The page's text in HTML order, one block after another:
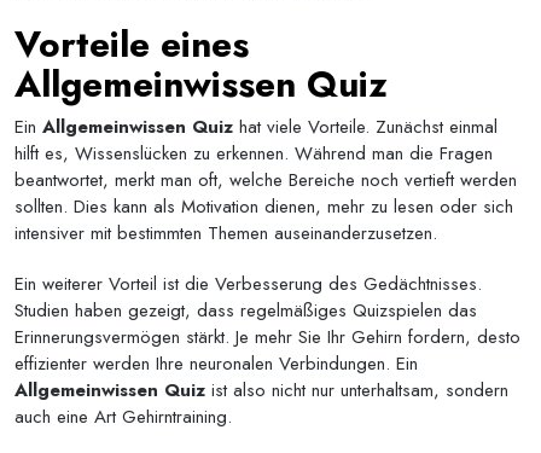
Vorteile eines
Allgemeinwissen Quiz
Ein Allgemeinwissen Quiz hat viele Vorteile. Zunächst einmal
hilft es, Wissenslücken zu erkennen. Während man die Fragen
beantwortet, merkt man oft, welche Bereiche noch vertieft werden
sollten. Dies kann als Motivation dienen, mehr zu lesen oder sich
intensiver mit bestimmten Themen auseinanderzusetzen.
Ein weiterer Vorteil ist die Verbesserung des Gedächtnisses.
Studien haben gezeigt, dass regelmäßiges Quizspielen das
Erinnerungsvermögen stärkt. Je mehr Sie Ihr Gehirn fordern, desto
effizienter werden Ihre neuronalen Verbindungen. Ein
Allgemeinwissen Quiz ist also nicht nur unterhaltsam, sondern
auch eine Art Gehirntraining.